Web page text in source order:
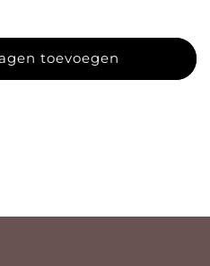
toevoegen